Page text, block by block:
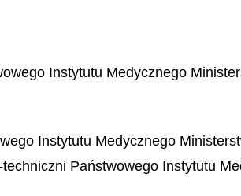
Instytutu Medycznego
Instytutu Medycznego
Państwowego Instytutu